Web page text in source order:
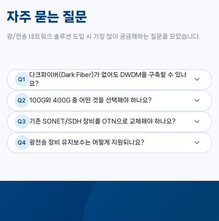
자주 묻는 질문
광/전송 네트워크 솔루션 도입 시 가장 많이 궁금해하는 질문을 모았습니다.
Q1
다크파이버(Dark Fiber)가 없어도 DWDM을 구축할 수 있나
요?
A
다크파이버가 없을 경우 통신사 임대 파이버 서비스(전용회선)
이버에 코히런트 DWDM을 적용하는 혼합 구성이 가능합니다.
엑스퍼넷은 기존 파이버 자원 현황 분석부터 지원합니다.
Q2 100G와 400G 중 어떤 것을 선택해야 하나요?
A
현재 트래픽과 3~5년 성장 예측을 기반으로 결정합니다.
효율적입니다. DCI나 통신사 백본처럼 대용량이 예상되는 환
경에서는 400G가 권장됩니다.
Q3 기존 SONET/SDH 장비를 OTN으로 교체해야 하나요?
A
Ciena 플랫폼은 SONET/SDH 레거시 신호를 OTN으로 맵
Q4 광전송 장비 유지보수는 어떻게 지원되나요?
광망은 24시간 장애 대응이 필요한 경우가 많아 SLA 기반 유